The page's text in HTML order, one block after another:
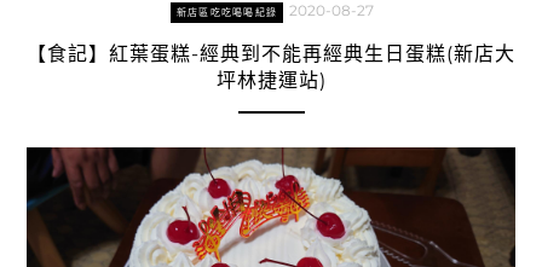
新店區吃吃喝喝紀錄 2020-08-27
【食記】紅葉蛋糕-經典到不能再經典生日蛋糕(新店大
坪林捷運站)